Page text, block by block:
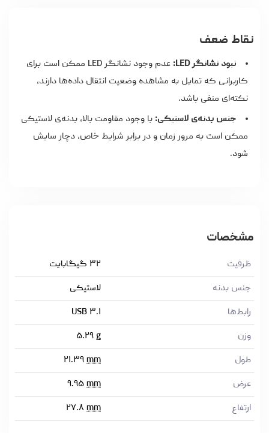
نقاط ضعف
نبود نشانگر LED:
عدم وجود نشانگر LED ممکن است برای
کاربرانی که تمایل به مشاهده وضعیت انتقال داده‌ها دارند،
نکته‌ای منفی باشد.
جنس بدنه‌ی لاستیکی: با وجود مقاومت بالا، بدنه‌ی لاستیکی
ممکن است به مرور زمان و در برابر شرایط خاص، دچار سایش
شود.
مشخصات
ظرفیت
۳۲ گیگابایت
جنس بدنه
لاستیکی
رابط‌ها
USB ۳.۱
وزن
۵.۲۹ g
طول
۲۱.۳۹ mm
عرض
۹.۹۵ mm
ارتفاع
۲۷.۸ mm